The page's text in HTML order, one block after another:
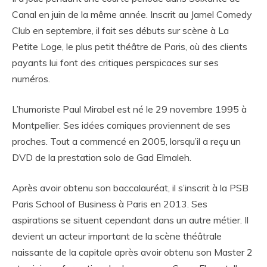
Canal en juin de la même année. Inscrit au Jamel Comedy
Club en septembre, il fait ses débuts sur scène à La
Petite Loge, le plus petit théâtre de Paris, où des clients
payants lui font des critiques perspicaces sur ses
numéros.
L’humoriste Paul Mirabel est né le 29 novembre 1995 à
Montpellier. Ses idées comiques proviennent de ses
proches. Tout a commencé en 2005, lorsqu’il a reçu un
DVD de la prestation solo de Gad Elmaleh.
Après avoir obtenu son baccalauréat, il s’inscrit à la PSB
Paris School of Business à Paris en 2013. Ses
aspirations se situent cependant dans un autre métier. Il
devient un acteur important de la scène théâtrale
naissante de la capitale après avoir obtenu son Master 2